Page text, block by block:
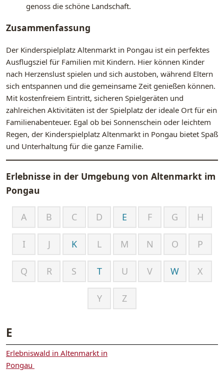
genoss die schöne Landschaft.
Zusammenfassung
Der Kinderspielplatz Altenmarkt in Pongau ist ein perfektes
Ausflugsziel für Familien mit Kindern. Hier können Kinder
nach Herzenslust spielen und sich austoben, während Eltern
sich entspannen und die gemeinsame Zeit genießen können.
Mit kostenfreiem Eintritt, sicheren Spielgeräten und
zahlreichen Aktivitäten ist der Spielplatz der ideale Ort für ein
Familienabenteuer. Egal ob bei Sonnenschein oder leichtem
Regen, der Kinderspielplatz Altenmarkt in Pongau bietet Spaß
und Unterhaltung für die ganze Familie.
Erlebnisse in der Umgebung von Altenmarkt im
Pongau
A B C D E F G H
I J K L M N O P
Q R S T U V W X
Y Z
E
Erlebniswald in Altenmarkt in
Pongau